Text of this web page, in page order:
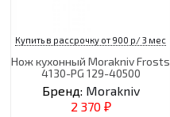
Купить в рассрочку от 900 р/ 3 мес
Нож кухонный Morakniv Frosts
4130-PG 129-40500
Бренд: Morakniv
2 370 ₽